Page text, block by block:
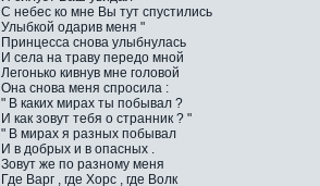
С небес ко мне Вы тут спустились
Улыбкой одарив меня "
Принцесса снова улыбнулась
И села на траву передо мной
Легонько кивнув мне головой
Она снова меня спросила :
" В каких мирах ты побывал ?
И как зовут тебя о странник ? "
" В мирах я разных побывал
И в добрых и в опасных .
Зовут же по разному меня
Где Варг , где Хорс , где Волк